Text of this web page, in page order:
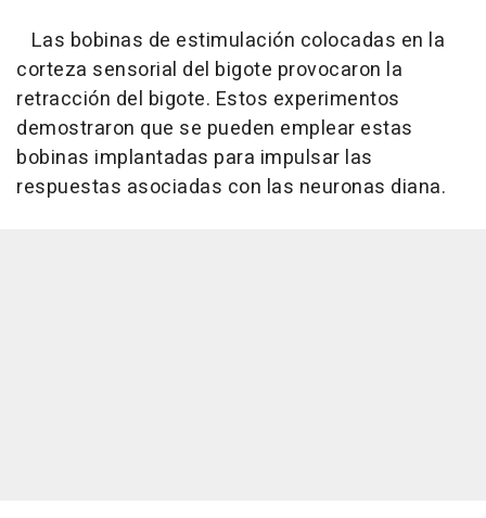
Las bobinas de estimulación colocadas en la
corteza sensorial del bigote provocaron la
retracción del bigote. Estos experimentos
demostraron que se pueden emplear estas
bobinas implantadas para impulsar las
respuestas asociadas con las neuronas diana.